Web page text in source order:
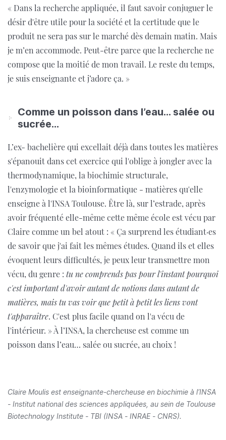
« Dans la recherche appliquée, il faut savoir conjuguer le
désir d'être utile pour la société et la certitude que le
produit ne sera pas sur le marché dès demain matin. Mais
je m’en accommode. Peut-être parce que la recherche ne
compose que la moitié de mon travail. Le reste du temps,
je suis enseignante et j’adore ça. »
Comme un poisson dans l’eau… salée ou
sucrée…
L’ex- bachelière qui excellait déjà dans toutes les matières
s'épanouit dans cet exercice qui l'oblige à jongler avec la
thermodynamique, la biochimie structurale,
l'enzymologie et la bioinformatique - matières qu'elle
enseigne à l'INSA Toulouse. Être là, sur l’estrade, après
avoir fréquenté elle-même cette même école est vécu par
Claire comme un bel atout : « Ça surprend les étudiant·es
de savoir que j'ai fait les mêmes études. Quand ils et elles
évoquent leurs difficultés, je peux leur transmettre mon
vécu, du genre : tu ne comprends pas pour l'instant pourquoi
c'est important d'avoir autant de notions dans autant de
matières, mais tu vas voir que petit à petit les liens vont
t'apparaître. C'est plus facile quand on l'a vécu de
l'intérieur. » À l’INSA, la chercheuse est comme un
poisson dans l’eau… salée ou sucrée, au choix !
Claire Moulis est enseignante-chercheuse en biochimie à l’INSA
- Institut national des sciences appliquées, au sein de Toulouse
Biotechnology Institute - TBI (INSA - INRAE - CNRS).